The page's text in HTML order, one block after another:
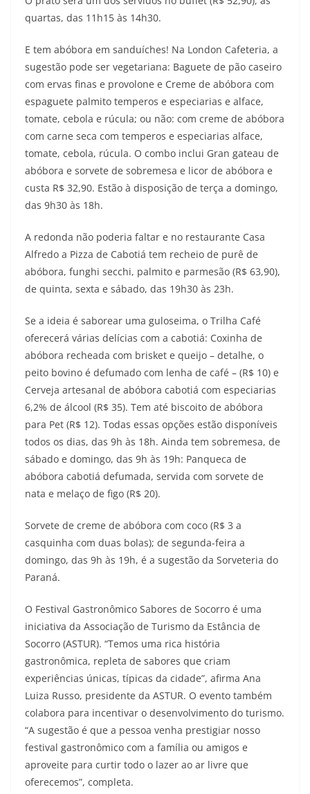
quartas, das 11h15 às 14h30.
E tem abóbora em sanduíches! Na London Cafeteria, a
sugestão pode ser vegetariana: Baguete de pão caseiro
com ervas finas e provolone e Creme de abóbora com
espaguete palmito temperos e especiarias e alface,
tomate, cebola e rúcula; ou não: com creme de abóbora
com carne seca com temperos e especiarias alface,
tomate, cebola, rúcula. O combo inclui Gran gateau de
abóbora e sorvete de sobremesa e licor de abóbora e
custa R$ 32,90. Estão à disposição de terça a domingo,
das 9h30 às 18h.
A redonda não poderia faltar e no restaurante Casa
Alfredo a Pizza de Cabotiá tem recheio de purê de
abóbora, funghi secchi, palmito e parmesão (R$ 63,90),
de quinta, sexta e sábado, das 19h30 às 23h.
Se a ideia é saborear uma guloseima, o Trilha Café
oferecerá várias delícias com a cabotiá: Coxinha de
abóbora recheada com brisket e queijo – detalhe, o
peito bovino é defumado com lenha de café – (R$ 10) e
Cerveja artesanal de abóbora cabotiá com especiarias
6,2% de álcool (R$ 35). Tem até biscoito de abóbora
para Pet (R$ 12). Todas essas opções estão disponíveis
todos os dias, das 9h às 18h. Ainda tem sobremesa, de
sábado e domingo, das 9h às 19h: Panqueca de
abóbora cabotiá defumada, servida com sorvete de
nata e melaço de figo (R$ 20).
Sorvete de creme de abóbora com coco (R$ 3 a
casquinha com duas bolas); de segunda-feira a
domingo, das 9h às 19h, é a sugestão da Sorveteria do
Paraná.
O Festival Gastronômico Sabores de Socorro é uma
iniciativa da Associação de Turismo da Estância de
Socorro (ASTUR). “Temos uma rica história
gastronômica, repleta de sabores que criam
experiências únicas, típicas da cidade”, afirma Ana
Luiza Russo, presidente da ASTUR. O evento também
colabora para incentivar o desenvolvimento do turismo.
“A sugestão é que a pessoa venha prestigiar nosso
festival gastronômico com a família ou amigos e
aproveite para curtir todo o lazer ao ar livre que
oferecemos”, completa.